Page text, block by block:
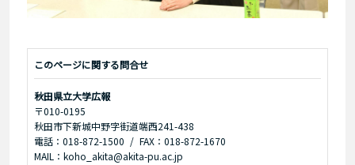
このページに関する問合せ
秋田県立大学広報
〒010-0195
秋田市下新城中野字街道端西241-438
電話：018-872-1500
FAX：018-872-1670
MAIL：koho_akita@akita-pu.ac.jp